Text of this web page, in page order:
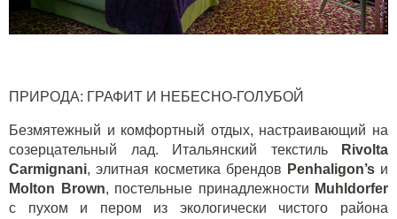
ПРИРОДА: ГРАФИТ И НЕБЕСНО-ГОЛУБОЙ
Безмятежный и комфортный отдых, настраивающий на
созерцательный лад. Итальянский текстиль
Rivolta
Carmignani, элитная косметика брендов Penhaligon’s и
Molton Brown, постельные принадлежности Muhldorfer
с пухом и пером из экологически чистого района